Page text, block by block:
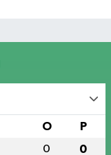
O P
0 0